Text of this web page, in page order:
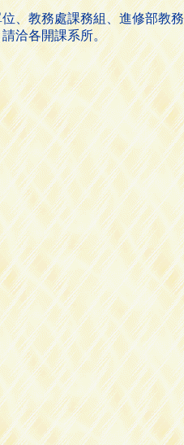
、教務處課務組、進修部教
洽各開課系所。